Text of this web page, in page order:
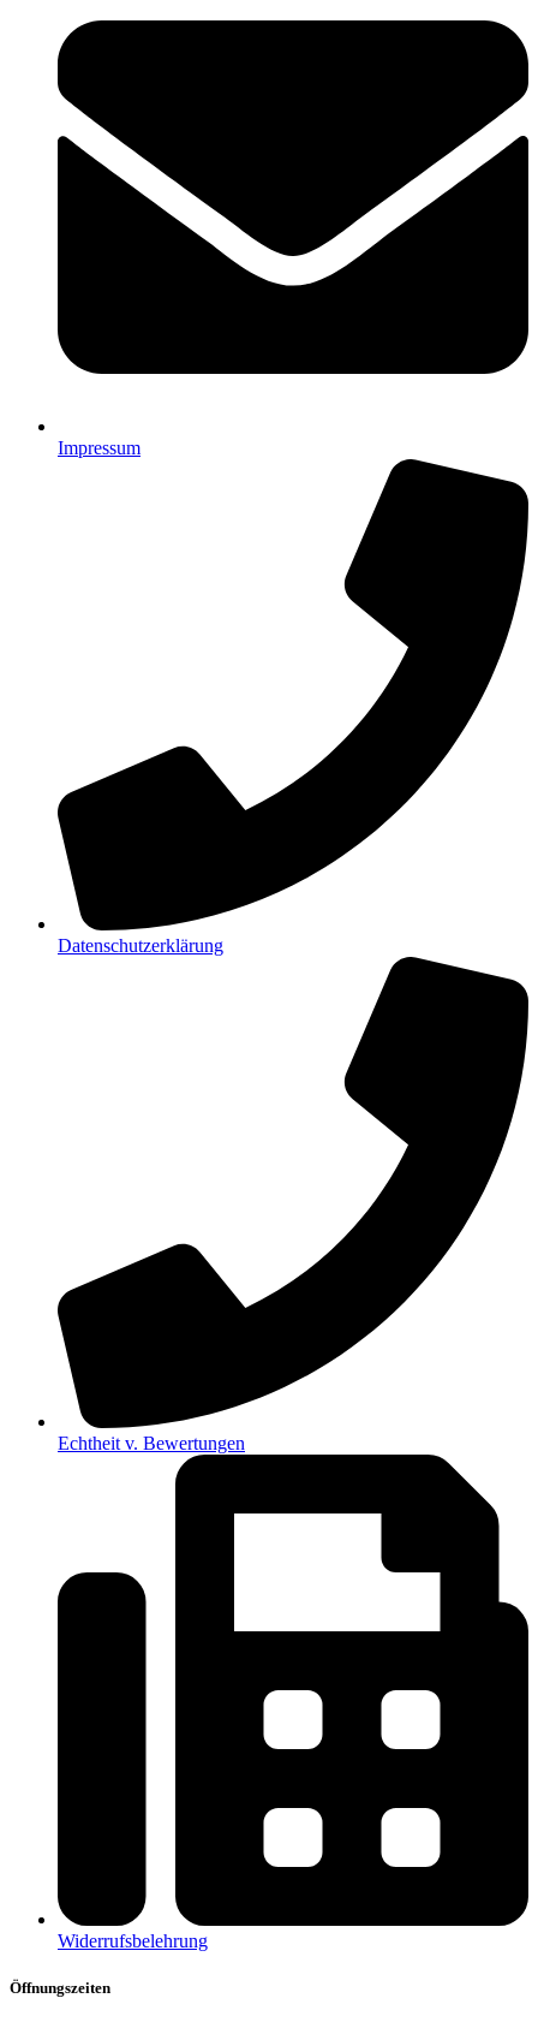
Impressum
Datenschutzerklärung
Echtheit v. Bewertungen
Widerrufsbelehrung
Öffnungszeiten